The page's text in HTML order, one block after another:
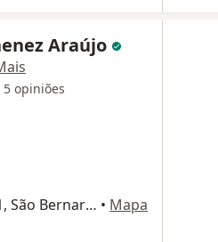
Araújo
5 opiniões
Avenida Getúlio Vargas 291, São Bernardo do Campo • Mapa